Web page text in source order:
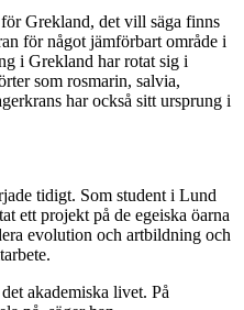
Grekland, det vill säga finns
för något jämförbart område i
i Grekland har rotat sig i
som rosmarin, salvia,
har också sitt ursprung i
tidigt. Som student i Lund
ett projekt på de egeiska öarna
evolution och artbildning och
akademiska livet. På